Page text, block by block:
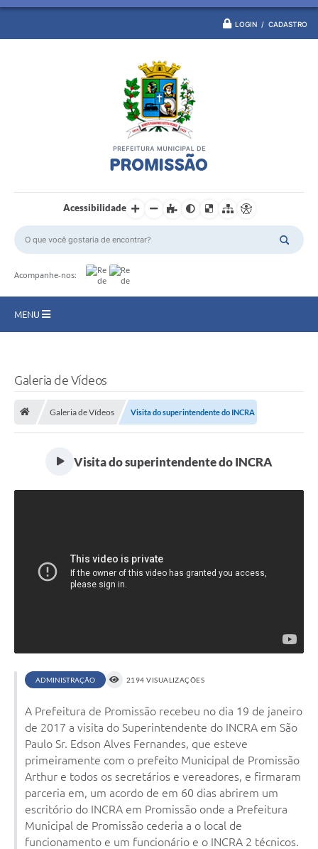
LOGIN / CADASTRO
Acessibilidade
Acompanhe-nos:
MENU
Turismo
Ouvidoria
A Nossa Cidade
Internet Gratuita
Turismo
Tributos
Lançadoria
Diário Oficial
Galeria de Vídeos
Galeria de Vídeos Visita do superintendente do INCRA
Visita do superintendente do INCRA
ADMINISTRAÇÃO 2194 VISUALIZAÇÕES
A Prefeitura de Promissão recebeu no dia 19 de janeiro
de 2017 a visita do Superintendente do INCRA em São
Paulo Sr. Edson Alves Fernandes, que esteve
primeiramente com o prefeito Municipal de Promissão
Arthur e todos os secretários e vereadores, e firmaram
parceria em, um acordo de em 60 dias abrirem um
escritório do INCRA em Promissão onde a Prefeitura
Municipal de Promissão cederia a o local de
funcionamento e um funcionário e o INCRA 2 técnicos.